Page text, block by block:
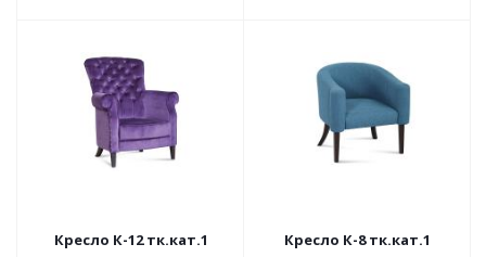
Кресло К-12 тк.кат.1 Кресло К-8 тк.кат.1